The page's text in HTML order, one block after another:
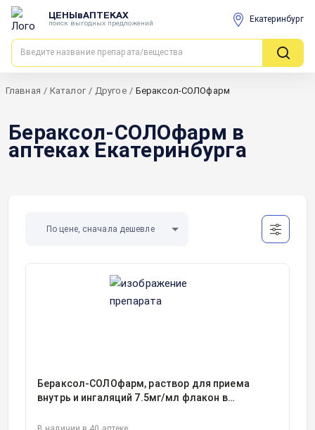
ЦЕНЫвАПТЕКАХ
поиск выгодных предложений Екатеринбург
Главная / Каталог / Другое / Бераксол-СОЛОфарм
Бераксол-СОЛОфарм в
аптеках Екатеринбурга
По цене, сначала дешевле
Бераксол-СОЛОфарм, раствор для приема
внутрь и ингаляций 7.5мг/мл флакон в
100миллилитр, 1